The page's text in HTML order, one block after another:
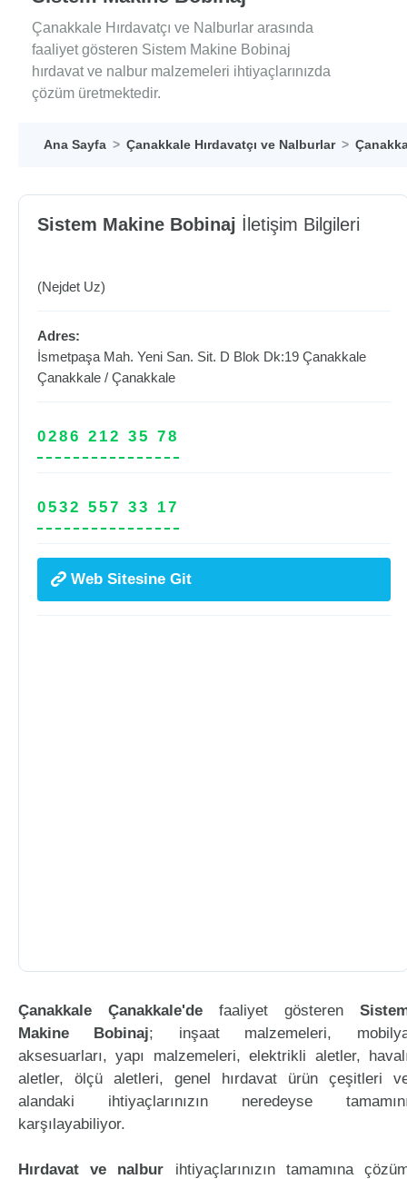
Çanakkale Hırdavatçı ve Nalburlar arasında
faaliyet gösteren Sistem Makine Bobinaj
hırdavat ve nalbur malzemeleri ihtiyaçlarınızda
çözüm üretmektedir.
Ana Sayfa Çanakkale Hırdavatçı ve Nalburlar
Sistem Makine Bobinaj İletişim Bilgileri
(Nejdet Uz)
Adres:
İsmetpaşa Mah. Yeni San. Sit. D Blok Dk:19 Çanakkale
Çanakkale / Çanakkale
0286 212 35 78
0532 557 33 17
Web Sitesine Git
Çanakkale Çanakkale'de faaliyet gösteren
Makine Bobinaj; inşaat malzemeleri,
aksesuarları, yapı malzemeleri, elektrikli aletler,
aletler, ölçü aletleri, genel hırdavat ürün çeşitleri
alandaki ihtiyaçlarınızın neredeyse
karşılayabiliyor.
Hırdavat ve nalbur ihtiyaçlarınızın tamamına